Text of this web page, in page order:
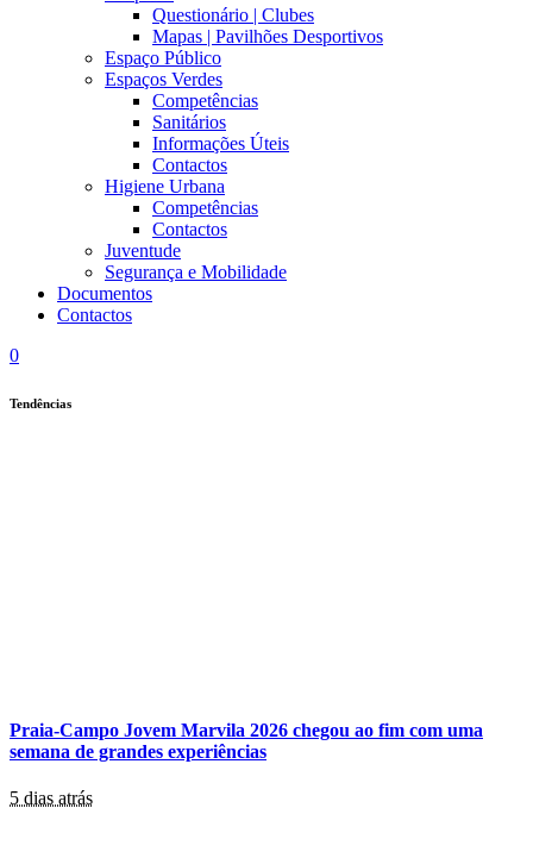
Questionário | Clubes
Mapas | Pavilhões Desportivos
Espaço Público
Espaços Verdes
Competências
Sanitários
Informações Úteis
Contactos
Higiene Urbana
Competências
Contactos
Juventude
Segurança e Mobilidade
Documentos
Contactos
0
Tendências
Praia-Campo Jovem Marvila 2026 chegou ao fim com uma
semana de grandes experiências
5 dias atrás